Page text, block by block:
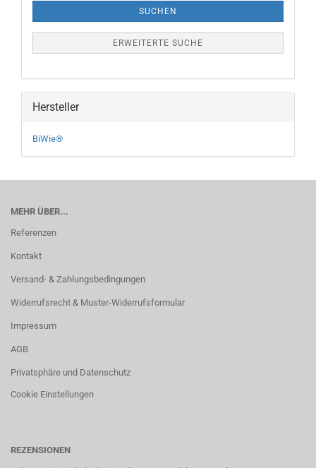
SUCHEN
ERWEITERTE SUCHE
Hersteller
BiWie®
MEHR ÜBER...
Referenzen
Kontakt
Versand- & Zahlungsbedingungen
Widerrufsrecht & Muster-Widerrufsformular
Impressum
AGB
Privatsphäre und Datenschutz
Cookie Einstellungen
REZENSIONEN